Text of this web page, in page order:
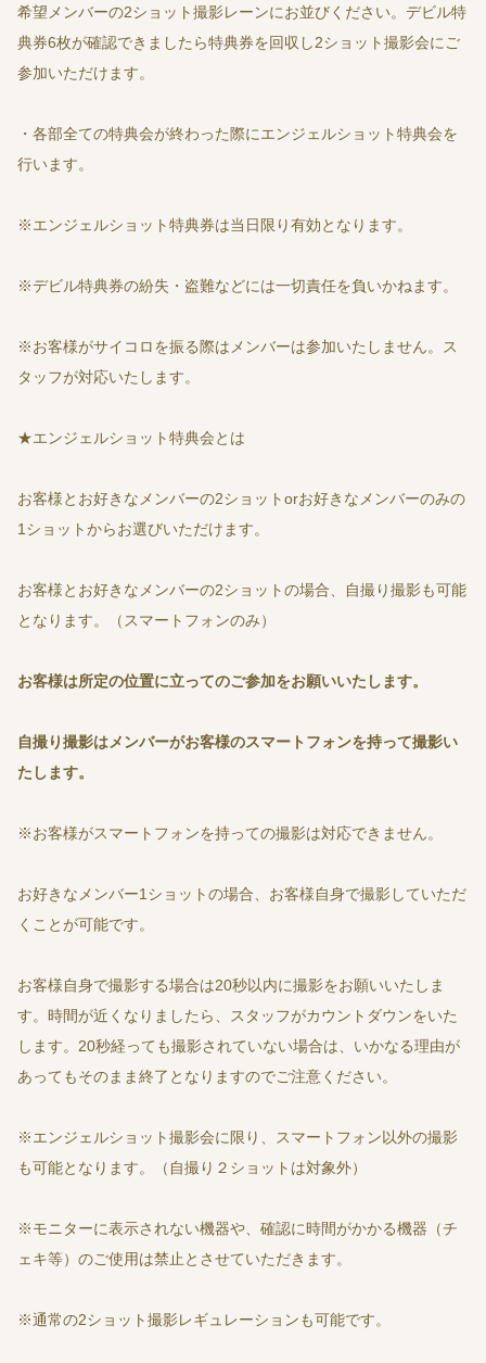
希望メンバーの2ショット撮影レーンにお並びください。デビル特
典券6枚が確認できましたら特典券を回収し2ショット撮影会にご
参加いただけます。
・各部全ての特典会が終わった際にエンジェルショット特典会を
行います。
※エンジェルショット特典券は当日限り有効となります。
※デビル特典券の紛失・盗難などには一切責任を負いかねます。
※お客様がサイコロを振る際はメンバーは参加いたしません。ス
タッフが対応いたします。
★エンジェルショット特典会とは
お客様とお好きなメンバーの2ショットorお好きなメンバーのみの
1ショットからお選びいただけます。
お客様とお好きなメンバーの2ショットの場合、自撮り撮影も可能
となります。（スマートフォンのみ）
お客様は所定の位置に立ってのご参加をお願いいたします。
自撮り撮影はメンバーがお客様のスマートフォンを持って撮影い
たします。
※お客様がスマートフォンを持っての撮影は対応できません。
お好きなメンバー1ショットの場合、お客様自身で撮影していただ
くことが可能です。
お客様自身で撮影する場合は20秒以内に撮影をお願いいたしま
す。時間が近くなりましたら、スタッフがカウントダウンをいた
します。20秒経っても撮影されていない場合は、いかなる理由が
あってもそのまま終了となりますのでご注意ください。
※エンジェルショット撮影会に限り、スマートフォン以外の撮影
も可能となります。（自撮り２ショットは対象外）
※モニターに表示されない機器や、確認に時間がかかる機器（チ
ェキ等）のご使用は禁止とさせていただきます。
※通常の2ショット撮影レギュレーションも可能です。